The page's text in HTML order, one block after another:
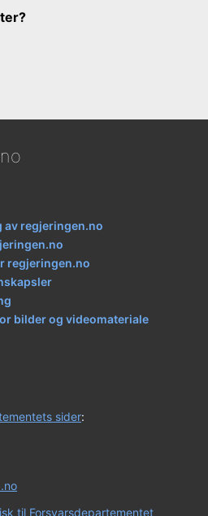
av regjeringen.no
regjeringen.no
bilder og videomateriale
sider:
til Forsvarsdepartementet